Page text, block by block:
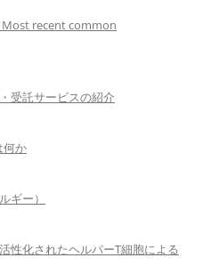
Most recent common
受託サービスの紹介
何か
ギー）
性化されたヘルパーT細胞による